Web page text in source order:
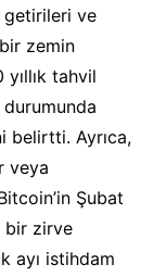
getirileri ve
zemin
tahvil
durumunda
belirtti. Ayrıca,
veya
Şubat
bir zirve
ayı istihdam